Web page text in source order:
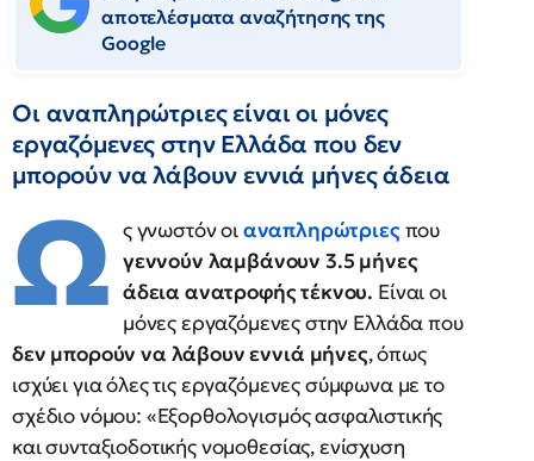
αποτελέσματα αναζήτησης της
Google
Οι αναπληρώτριες είναι οι μόνες
εργαζόμενες στην Ελλάδα που δεν
μπορούν να λάβουν εννιά μήνες άδεια
Ω ς γνωστόν οιαναπληρώτριεςπου
γεννούν λαμβάνουν 3.5 μήνες
άδεια ανατροφήςτέκνου. Είναι οι
μόνες εργαζόμενες στην Ελλάδα που
δεν μπορούν να λάβουν εννιά μήνες, όπως
ισχύει για όλες τις εργαζόμενες σύμφωνα με το
σχέδιο νόμου: «Εξορθολογισμός ασφαλιστικής
και συνταξιοδοτικής νομοθεσίας, ενίσχυση